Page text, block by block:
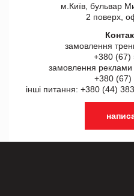
м.Київ, бульвар
2 поверх,
замовлення
+380 (67)
замовлення реклами
+380 (67)
інші питання: +380 (44)